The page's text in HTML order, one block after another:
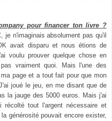
pour financer ton livre ?
je n'imaginais absolument pas qu'il
avait disparu et nous étions de
voulu prouver quelque chose en
vraiment quoi. Mais l'une des
page et a tout fait pour que mon
joué le jeu, en me disant que de
la jauge des 5000 euros. Mais j'ai
tout l'argent nécessaire et
générosité pouvait encore exister,